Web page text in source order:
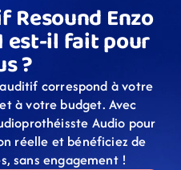
Resound Enzo
est-il fait pour
?
correspond à votre
à votre budget. Avec
Audio pour
réelle et bénéficiez de
sans engagement !